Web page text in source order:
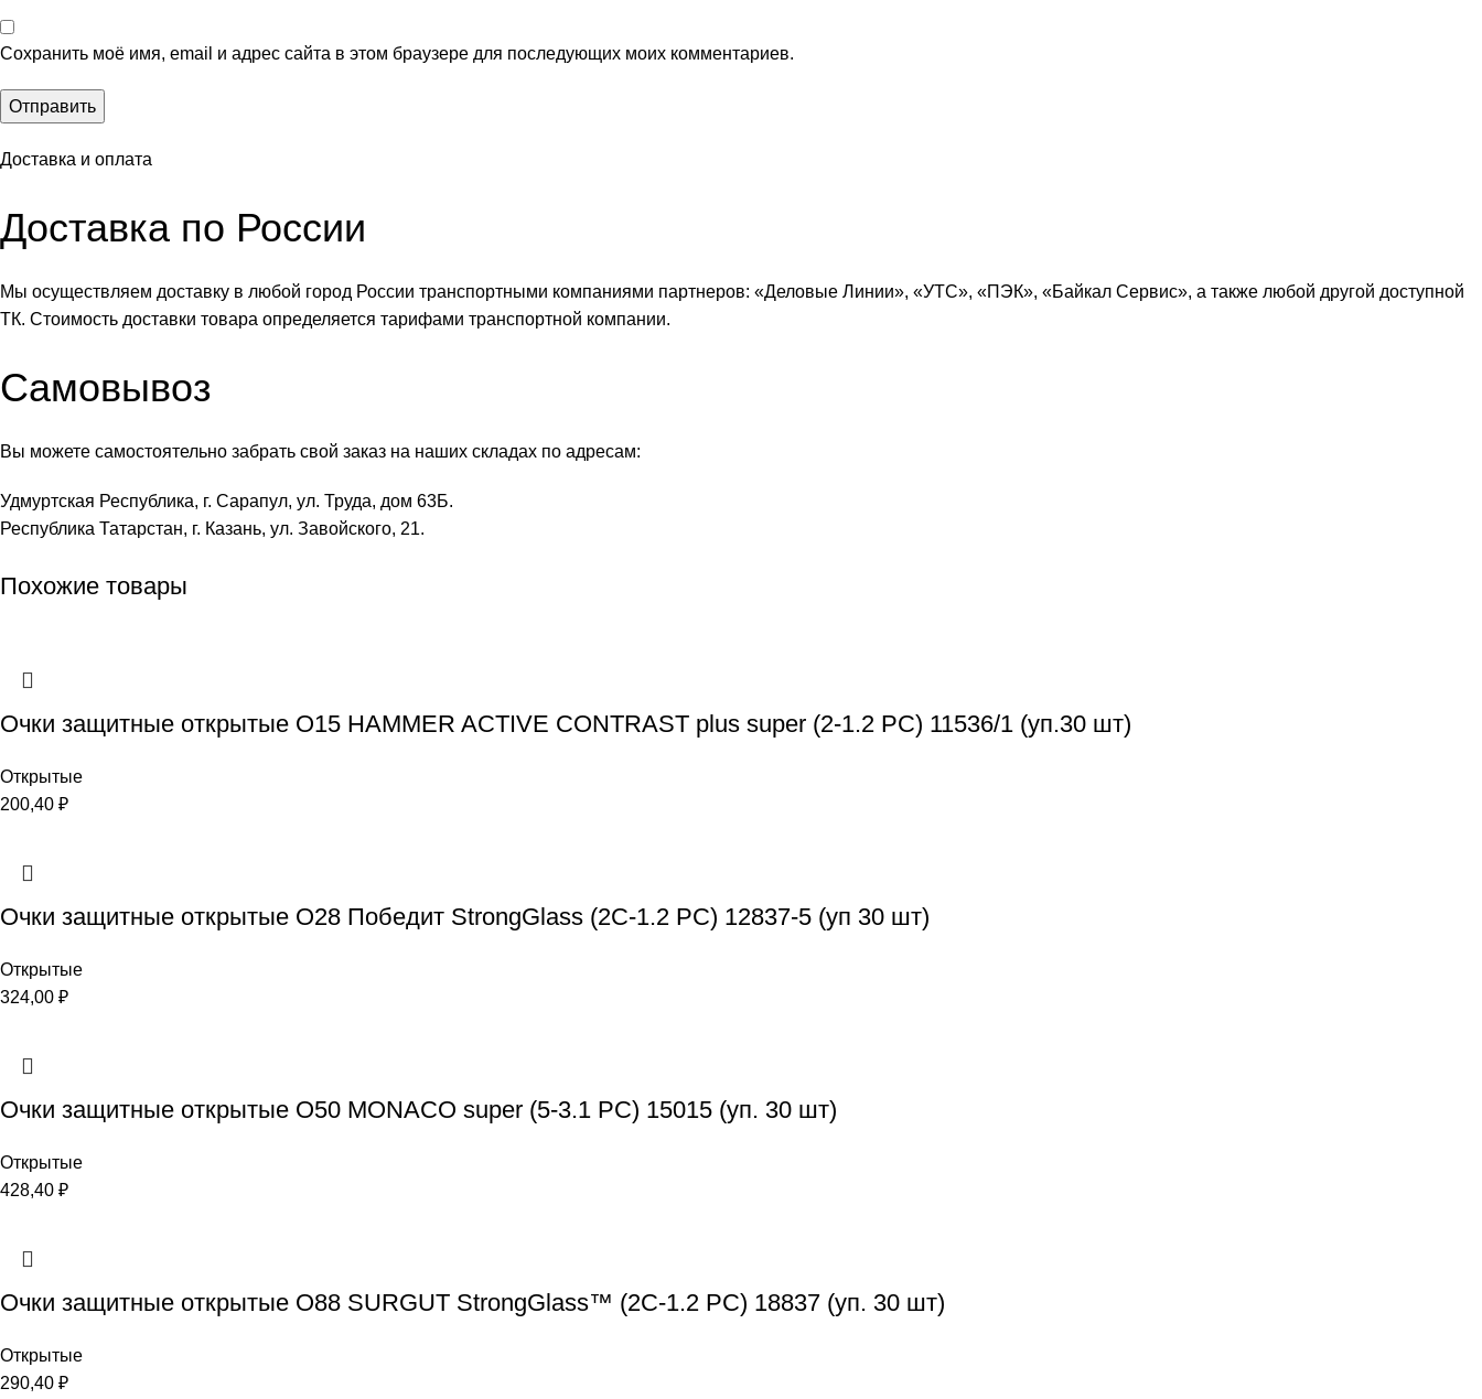
Сохранить моё имя, email и адрес сайта в этом браузере для последующих моих комментариев.
Доставка и оплата
Доставка по России
Мы осуществляем доставку в любой город России транспортными компаниями партнеров: «Деловые Линии», «УТС», «ПЭК», «Байкал Сервис», а также любой другой доступной
ТК. Стоимость доставки товара определяется тарифами транспортной компании.
Самовывоз
Вы можете самостоятельно забрать свой заказ на наших складах по адресам:
Удмуртская Республика, г. Сарапул, ул. Труда, дом 63Б.
Республика Татарстан, г. Казань, ул. Завойского, 21.
Похожие товары
Очки защитные открытые О15 HAMMER ACTIVE CONTRAST plus super (2-1.2 PC) 11536/1 (уп.30 шт)
Открытые
200,40 ₽
Очки защитные открытые О28 Победит StrongGlass (2С-1.2 PC) 12837-5 (уп 30 шт)
Открытые
324,00 ₽
Очки защитные открытые О50 MONACO super (5-3.1 PC) 15015 (уп. 30 шт)
Открытые
428,40 ₽
Очки защитные открытые О88 SURGUT StrongGlass™ (2C-1.2 РС) 18837 (уп. 30 шт)
Открытые
290,40 ₽